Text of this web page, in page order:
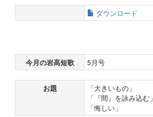
ダウンロード
今月の岩高短歌 5月号
お題
「大きいもの」
「『間』を詠み込む」
「悔しい」